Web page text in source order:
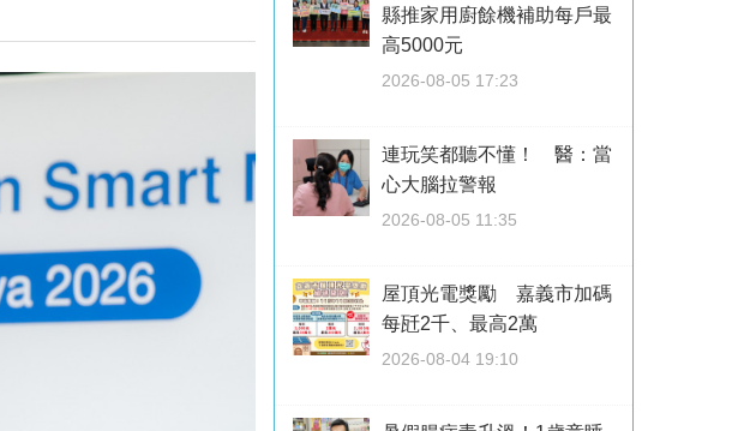
縣推家用廚餘機補助每戶最
高5000元
2026-08-05 17:23
連玩笑都聽不懂！ 醫：當
心大腦拉警報
2026-08-05 11:35
屋頂光電獎勵 嘉義市加碼
每瓩2千、最高2萬
2026-08-04 19:10